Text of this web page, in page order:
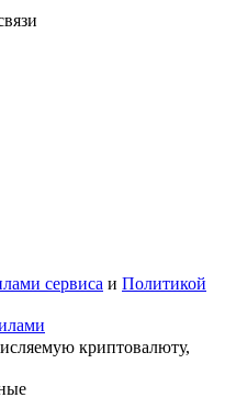
сервиса и Политикой
криптовалюту,